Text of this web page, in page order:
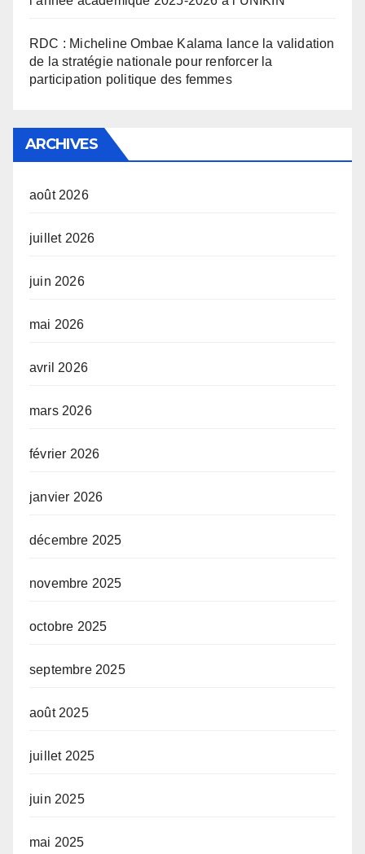
RDC : Micheline Ombae Kalama lance la validation
de la stratégie nationale pour renforcer la
participation politique des femmes
ARCHIVES
août 2026
juillet 2026
juin 2026
mai 2026
avril 2026
mars 2026
février 2026
janvier 2026
décembre 2025
novembre 2025
octobre 2025
septembre 2025
août 2025
juillet 2025
juin 2025
mai 2025